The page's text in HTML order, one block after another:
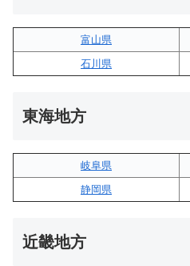
富山県
石川県
東海地方
岐阜県
静岡県
近畿地方